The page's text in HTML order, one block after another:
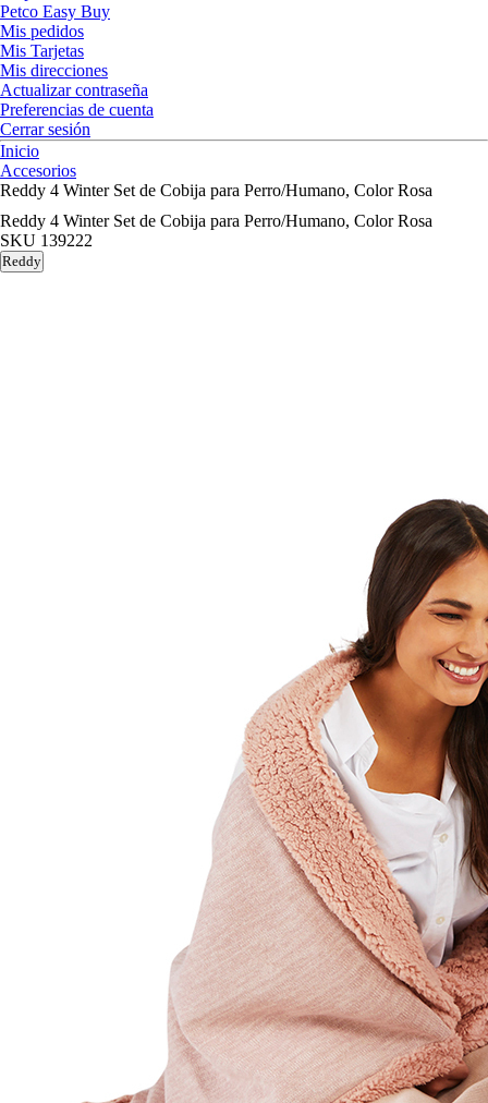
Petco Easy Buy
Mis pedidos
Mis Tarjetas
Mis direcciones
Actualizar contraseña
Preferencias de cuenta
Cerrar sesión
Inicio
Accesorios
Reddy 4 Winter Set de Cobija para Perro/Humano, Color Rosa
Reddy 4 Winter Set de Cobija para Perro/Humano, Color Rosa
SKU 139222
Reddy